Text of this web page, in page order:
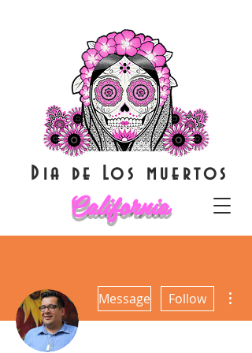
Dia de Los muertos
California
Message Follow